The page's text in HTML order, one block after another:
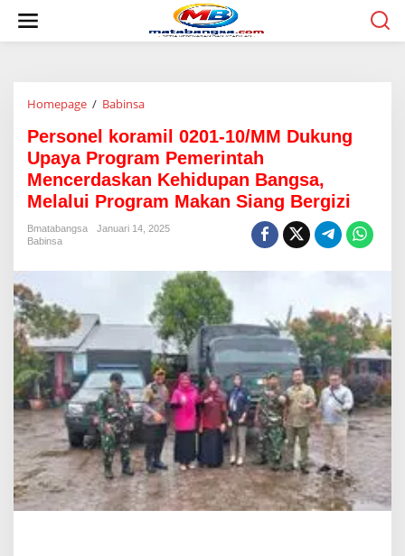
w
Homepage / Babinsa
r
s
o
n
e
k
m
l
0
2
0
1
-
1
0
/
M
M
D
Personel koramil 0201-10/MM Dukung
Upaya Program Pemerintah
Mencerdaskan Kehidupan Bangsa,
Melalui Program Makan Siang Bergizi
Bmatabangsa
Januari 14, 2025
Babinsa